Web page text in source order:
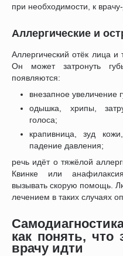
при необходимости, к
Аллергические и
Аллергический отёк лица
Он может затронуть
появляются:
внезапное увеличение
одышка, хрипы,
голоса;
крапивница, зуд
падение давления;
речь идёт о тяжёлой
Квинке или
вызывать скорую помощь.
лечением в таких случаях
как понять, что
врачу идти